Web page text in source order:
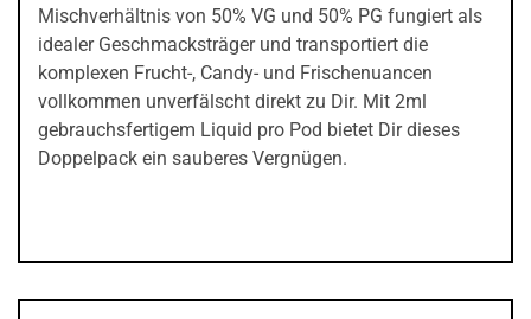
Mischverhältnis von 50% VG und 50% PG fungiert als
idealer Geschmacksträger und transportiert die
komplexen Frucht-, Candy- und Frischenuancen
vollkommen unverfälscht direkt zu Dir. Mit 2ml
gebrauchsfertigem Liquid pro Pod bietet Dir dieses
Doppelpack ein sauberes Vergnügen.